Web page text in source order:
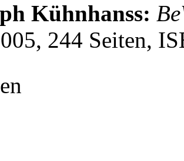
Kühnhanss:
244 Seiten,